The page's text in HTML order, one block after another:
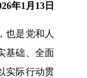
年1月13日
也是党和人
基础、全面
实际行动贯